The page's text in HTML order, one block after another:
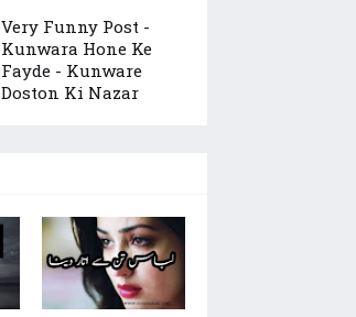
Very Funny Post -
Kunwara Hone Ke
Fayde - Kunware
Doston Ki Nazar